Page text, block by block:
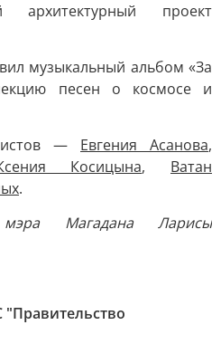
архитектурный проект
музыкальный альбом «За
песен о космосе и
— Евгения Асанова,
Косицына, Ватан
.
Магадана Ларисы